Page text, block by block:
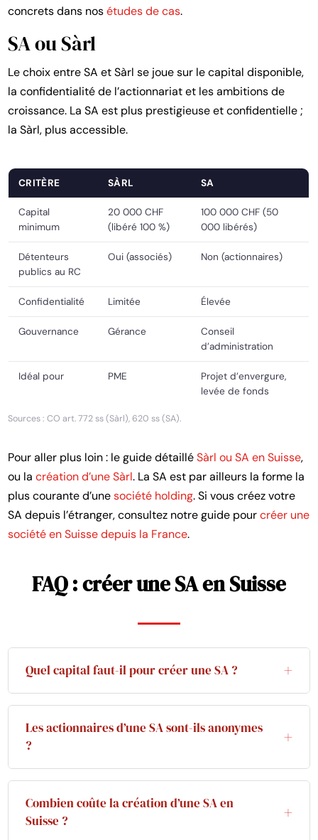
concrets dans nosétudes de cas.
SA ou Sàrl
Le choix entre SA et Sàrl se joue sur le capital disponible,
la confidentialité de l’actionnariat et les ambitions de
croissance. La SA est plus prestigieuse et confidentielle ;
la Sàrl, plus accessible.
CRITÈRE SÀRL SA
Capital
minimum
20 000 CHF
(libéré 100 %)
100 000 CHF (50
000 libérés)
Détenteurs
publics au RC
Oui (associés) Non (actionnaires)
Confidentialité Limitée Élevée
Gouvernance Gérance
Conseil
d’administration
Idéal pour PME
Projet d’envergure,
levée de fonds
Sources : CO art. 772 ss (Sàrl), 620 ss (SA).
Pour aller plus loin : le guide détailléSàrl ou SA en Suisse,
ou lacréation d’une Sàrl. La SA est par ailleurs la forme la
plus courante d’unesociété holding. Si vous créez votre
SA depuis l’étranger, consultez notre guide pourcréer une
société en Suisse depuis la France.
FAQ : créer une SA en Suisse
Quel capital faut-il pour créer une SA ?
Une SA exige un capital-actions de 100 000 CHF,
dont au moins 50 000 CHF libérés à la fondation
(et au minimum 20 % de la valeur nominale de
appelé ultérieurement par la société.
Les actionnaires d’une SA sont-ils anonymes
?
Vis-à-vis du public, oui : les actionnaires ne
figurent pas au registre du commerce,
contrairement aux associés d’une Sàrl. La société
Combien coûte la création d’une SA en
Suisse ?